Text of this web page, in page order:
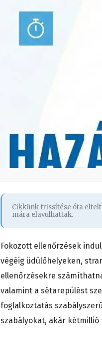
Cikkünk frissítése óta eltelt
mára elavulhattak.
Fokozott ellenőrzések
végéig üdülőhelyeken,
ellenőrzésekre
valamint a sétarepülést
foglalkoztatás
szabályokat, akár